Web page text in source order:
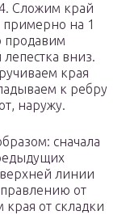
Сложим край
примерно на 1
продавим
вниз.
края
к ребру
наружу.
сначала
верхней линии
от
от складки